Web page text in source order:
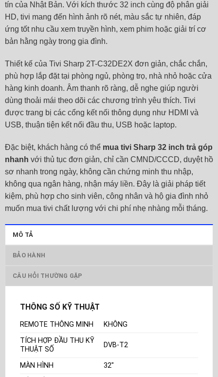
tín của Nhật Bản. Với kích thước 32 inch cùng độ phân giải
HD, tivi mang đến hình ảnh rõ nét, màu sắc tự nhiên, đáp
ứng tốt nhu cầu xem truyền hình, xem phim hoặc giải trí cơ
bản hằng ngày trong gia đình.
Thiết kế của Tivi Sharp 2T-C32DE2X đơn giản, chắc chắn,
phù hợp lắp đặt tại phòng ngủ, phòng trọ, nhà nhỏ hoặc cửa
hàng kinh doanh. Âm thanh rõ ràng, dễ nghe giúp người
dùng thoải mái theo dõi các chương trình yêu thích. Tivi
được trang bị các cổng kết nối thông dụng như HDMI và
USB, thuận tiện kết nối đầu thu, USB hoặc laptop.
Đặc biệt, khách hàng có thể mua tivi Sharp 32 inch trả góp
nhanh với thủ tục đơn giản, chỉ cần CMND/CCCD, duyệt hồ
sơ nhanh trong ngày, không cần chứng minh thu nhập,
không qua ngân hàng, nhận máy liền. Đây là giải pháp tiết
kiệm, phù hợp cho sinh viên, công nhân và hộ gia đình nhỏ
muốn mua tivi chất lượng với chi phí nhẹ nhàng mỗi tháng.
MÔ TẢ
BẢO HÀNH
CÂU HỎI THƯỜNG GẶP
THÔNG SỐ KỸ THUẬT
REMOTE THÔNG MINH
KHÔNG
TÍCH HỢP ĐẦU THU KỸ
THUẬT SỐ
DVB-T2
MÀN HÌNH 32"